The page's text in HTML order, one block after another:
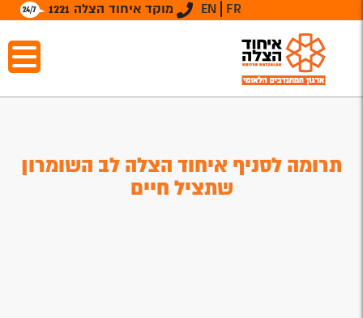
מוקד איחוד הצלה 1221 EN FR
תרומה לסניף איחוד הצלה לב השומרון
שתציל חיים